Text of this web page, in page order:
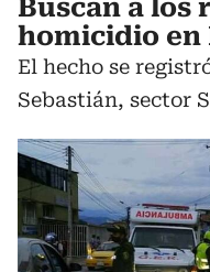
Buscan a los
homicidio en
El hecho se
Sebastián, sector